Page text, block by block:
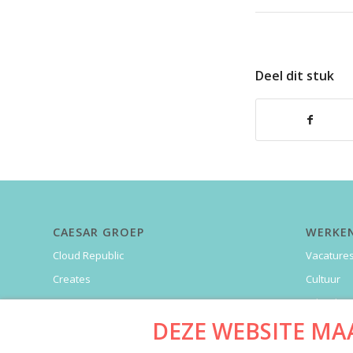
DEZE WEBSITE
Deel dit stuk
CAESAR GROEP
Cloud Republic
Creates
Garansys
Vacatures
Cultuur